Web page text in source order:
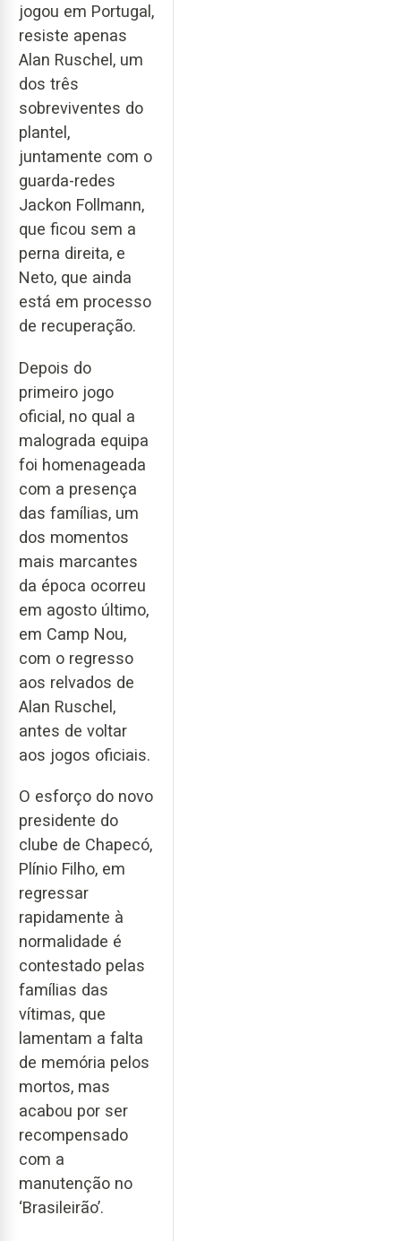
jogou em Portugal,
resiste apenas
Alan Ruschel, um
dos três
sobreviventes do
plantel,
juntamente com o
guarda-redes
Jackon Follmann,
que ficou sem a
perna direita, e
Neto, que ainda
está em processo
de recuperação.
Depois do
primeiro jogo
oficial, no qual a
malograda equipa
foi homenageada
com a presença
das famílias, um
dos momentos
mais marcantes
da época ocorreu
em agosto último,
em Camp Nou,
com o regresso
aos relvados de
Alan Ruschel,
antes de voltar
aos jogos oficiais.
O esforço do novo
presidente do
clube de Chapecó,
Plínio Filho, em
regressar
rapidamente à
normalidade é
contestado pelas
famílias das
vítimas, que
lamentam a falta
de memória pelos
mortos, mas
acabou por ser
recompensado
com a
manutenção no
‘Brasileirão’.